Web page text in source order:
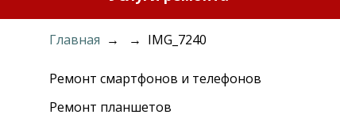
Главная → → IMG_7240
Ремонт смартфонов и телефонов
Ремонт планшетов